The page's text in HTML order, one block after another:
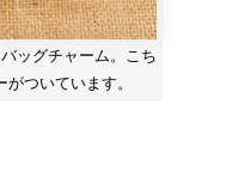
ッグチャーム。こち
ついています。